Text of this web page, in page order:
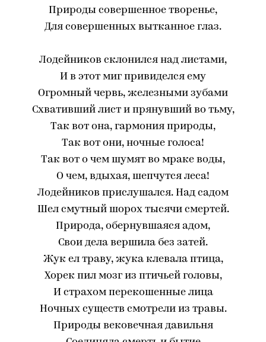
Природы совершенное творенье,
Для совершенных вытканное глаз.
Лодейников склонился над листами,
И в этот миг привиделся ему
Огромный червь, железными зубами
Схвативший лист и прянувший во тьму,
Так вот она, гармония природы,
Так вот они, ночные голоса!
Так вот о чем шумят во мраке воды,
О чем, вдыхая, шепчутся леса!
Лодейников прислушался. Над садом
Шел смутный шорох тысячи смертей.
Природа, обернувшаяся адом,
Свои дела вершила без затей.
Жук ел траву, жука клевала птица,
Хорек пил мозг из птичьей головы,
И страхом перекошенные лица
Ночных существ смотрели из травы.
Природы вековечная давильня